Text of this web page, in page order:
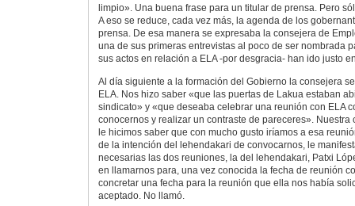
limpio». Una buena frase para un titular de prensa. Pero
A eso se reduce, cada vez más, la agenda de los
prensa. De esa manera se expresaba la consejera de
una de sus primeras entrevistas al poco de ser nombrada
sus actos en relación a ELA -por desgracia- han ido justo
Al día siguiente a la formación del Gobierno la consejera
ELA. Nos hizo saber «que las puertas de Lakua estaban
sindicato» y «que deseaba celebrar una reunión con ELA
conocernos y realizar un contraste de pareceres». Nuestra
le hicimos saber que con mucho gusto iríamos a esa
de la intención del lehendakari de convocarnos, le
necesarias las dos reuniones, la del lehendakari, Patxi
en llamarnos para, una vez conocida la fecha de reunión
concretar una fecha para la reunión que ella nos había
aceptado. No llamó.